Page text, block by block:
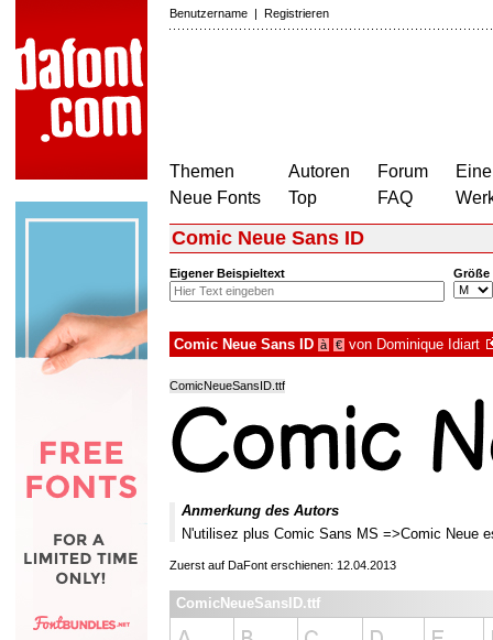
Benutzername | Registrieren
Themen
Neue Fonts
Autoren
Top
Forum
FAQ
Comic Neue Sans ID
Eigener Beispieltext Größe
Comic Neue Sans ID à € von Dominique Idiart
ComicNeueSansID.ttf
Anmerkung des Autors
N'utilisez plus Comic Sans MS =>Comic Neue
Zuerst auf DaFont erschienen: 12.04.2013
ComicNeueSansID.ttf